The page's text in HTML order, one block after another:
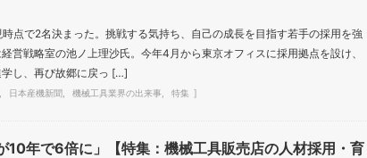
時点で2名決まった。挑戦する気持ち、自己の成長を目指す若手の採用を強
営戦略室の池ノ上理沙氏。今年4月から東京オフィスに採用拠点を設け、
し、再び故郷に戻っ […]
日本産機新聞 機械工具業界の出来事 特集
10年で6倍に」【特集：機械工具販売店の人材採用・育